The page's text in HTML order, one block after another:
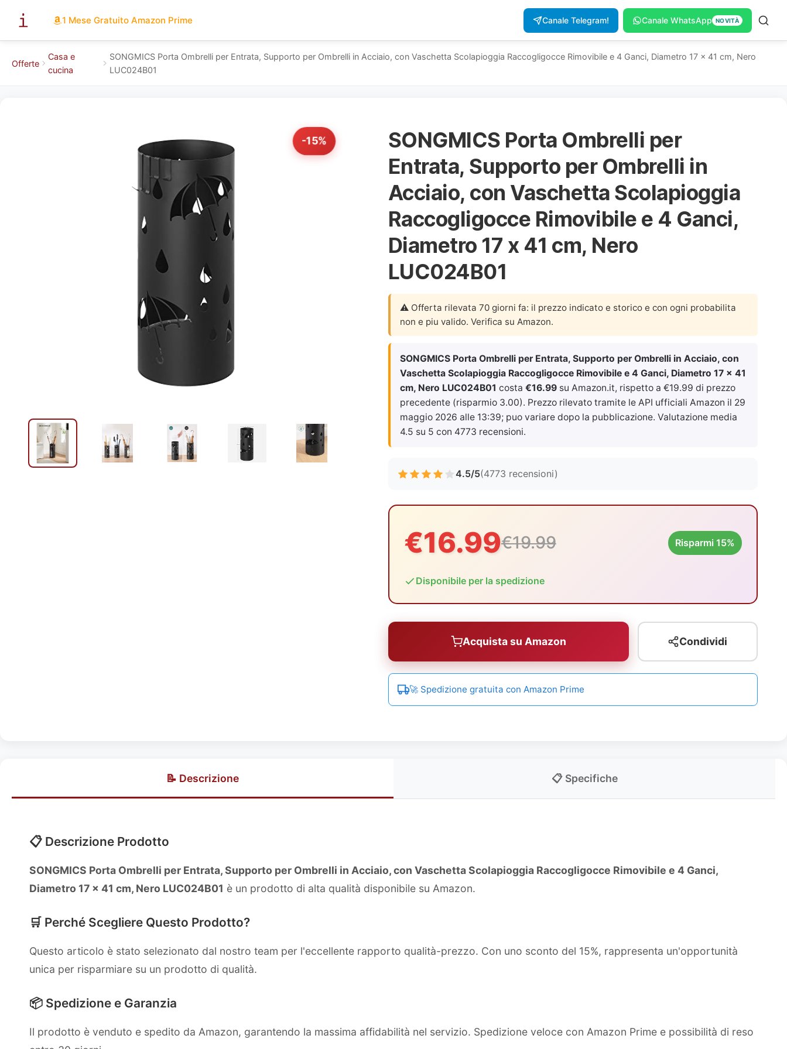
1 Mese Gratuito Amazon Prime Canale Telegram! Canale WhatsApp NOVITÀ
Offerte
Casa e
cucina
SONGMICS Porta Ombrelli per Entrata, Supporto per Ombrelli in Acciaio, con Vaschetta Scolapioggia Raccogligocce Rimovibile e 4 Ganci, Diametro 17 x 41 cm, Nero
LUC024B01
-15%
SONGMICS Porta Ombrelli per
Entrata, Supporto per Ombrelli in
Acciaio, con Vaschetta Scolapioggia
Raccogligocce Rimovibile e 4 Ganci,
Diametro 17 x 41 cm, Nero
LUC024B01
⚠️ Offerta rilevata 70 giorni fa: il prezzo indicato e storico e con ogni probabilita
non e piu valido. Verifica su Amazon.
SONGMICS Porta Ombrelli per Entrata, Supporto per Ombrelli in Acciaio, con
Vaschetta Scolapioggia Raccogligocce Rimovibile e 4 Ganci, Diametro 17 x 41
cm, Nero LUC024B01 costa €16.99su Amazon.it, rispetto a €19.99 di prezzo
precedente (risparmio 3.00). Prezzo rilevato tramite le API ufficiali Amazon il 29
maggio 2026 alle 13:39; puo variare dopo la pubblicazione. Valutazione media
4.5 su 5 con 4773 recensioni.
4.5/5(4773 recensioni)
€16.99€19.99 Risparmi 15%
Disponibile per la spedizione
Acquista su Amazon Condividi
🚀 Spedizione gratuita con Amazon Prime
📝 Descrizione 📋 Specifiche
📋 Descrizione Prodotto
SONGMICS Porta Ombrelli per Entrata, Supporto per Ombrelli in Acciaio, con Vaschetta Scolapioggia Raccogligocce Rimovibile e 4 Ganci,
Diametro 17 x 41 cm, Nero LUC024B01 è un prodotto di alta qualità disponibile su Amazon.
🛒 Perché Scegliere Questo Prodotto?
Questo articolo è stato selezionato dal nostro team per l'eccellente rapporto qualità-prezzo. Con uno sconto del 15%, rappresenta un'opportunità
unica per risparmiare su un prodotto di qualità.
📦 Spedizione e Garanzia
Il prodotto è venduto e spedito da Amazon, garantendo la massima affidabilità nel servizio. Spedizione veloce con Amazon Prime e possibilità di reso